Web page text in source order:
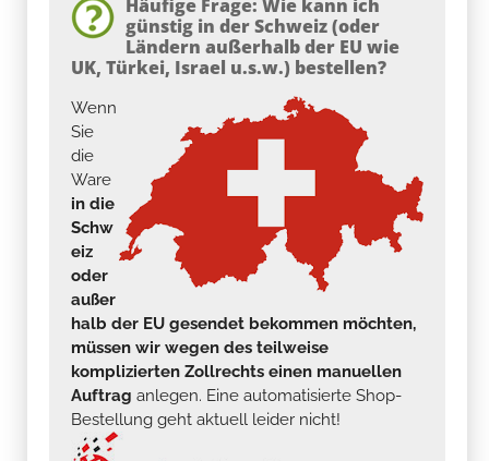
Häufige Frage: Wie kann ich
günstig in der Schweiz (oder
Ländern außerhalb der EU wie
UK, Türkei, Israel u.s.w.) bestellen?
Wenn
Sie
die
Ware
in die
Schw
eiz
oder
außer
halb der EU gesendet bekommen möchten,
müssen wir wegen des teilweise
komplizierten Zollrechts einen manuellen
Auftrag anlegen. Eine automatisierte Shop-
Bestellung geht aktuell leider nicht!